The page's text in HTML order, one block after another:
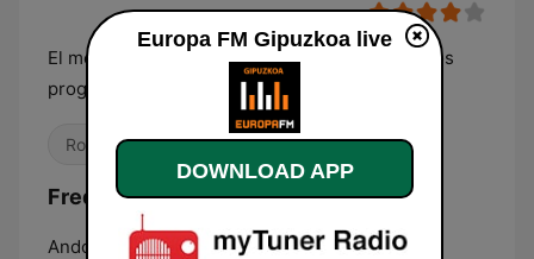
El mejor pop rock de los noventa hasta hoy y los
programas más rompedores
Rock Pop / Top 40
Frequencies Europa FM Gipuzkoa:
Andoain:
95.9 FM
Europa FM Gipuzkoa live
DOWNLOAD APP